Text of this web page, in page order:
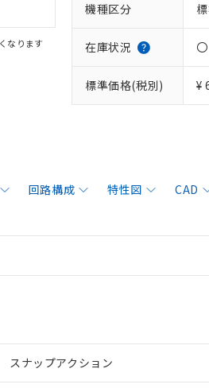
なります
機種区分
在庫状況 〇
標準価格(税別) ¥
回路構成 特性図 CAD
スナップアクション